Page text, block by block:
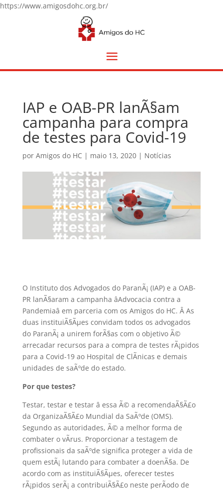
https://www.amigosdohc.org.br/
IAP e OAB-PR lanÃ§am
campanha para compra
de testes para Covid-19
por Amigos do HC | maio 13, 2020| Notícias
O Instituto dos Advogados do ParanÃ¡ (IAP) e a OAB-
PR lanÃ§aram a campanha âAdvocacia contra a
Pandemiaâ em parceria com os Amigos do HC. Â As
duas instituiÃ§Ãµes convidam todos os advogados
do ParanÃ¡ a unirem forÃ§as com o objetivo Ã©
arrecadar recursos para a compra de testes rÃ¡pidos
para a Covid-19 ao Hospital de ClÃ­nicas e demais
unidades de saÃºde do estado.
Por que testes?
Testar, testar e testar â essa Ã© a recomendaÃ§Ã£o
da OrganizaÃ§Ã£o Mundial da SaÃºde (OMS).
Segundo as autoridades, Ã© a melhor forma de
combater o vÃ­rus. Proporcionar a testagem de
profissionais da saÃºde significa proteger a vida de
quem estÃ¡ lutando para combater a doenÃ§a. De
acordo com as instituiÃ§Ãµes, oferecer testes
rÃ¡pidos serÃ¡ a contribuiÃ§Ã£o neste perÃ­odo de